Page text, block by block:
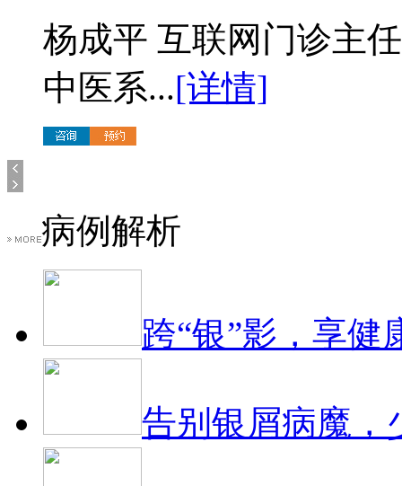
杨成平 互联网门诊主
中医系...[详情]
病例解析
跨“银”影，享健
告别银屑病魔，